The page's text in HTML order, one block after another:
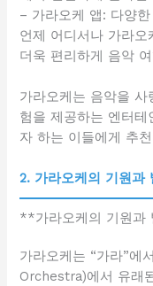
– 가라오케 앱: 다양
언제 어디서나 가라
더욱 편리하게 음악
가라오케는 음악을
험을 제공하는 엔터
자 하는 이들에게 추
2. 가라오케의 기원과
**가라오케의 기원과
가라오케는 “가라”에
Orchestra)에서 유래